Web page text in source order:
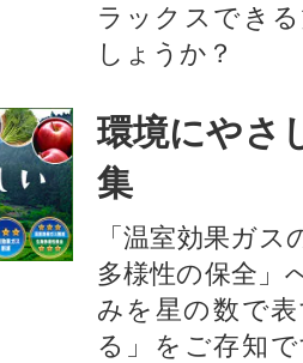
ラックスでき
しょうか？
環境にやさ
集
「温室効果ガ
多様性の保全」
みを星の数で
る」をご存知